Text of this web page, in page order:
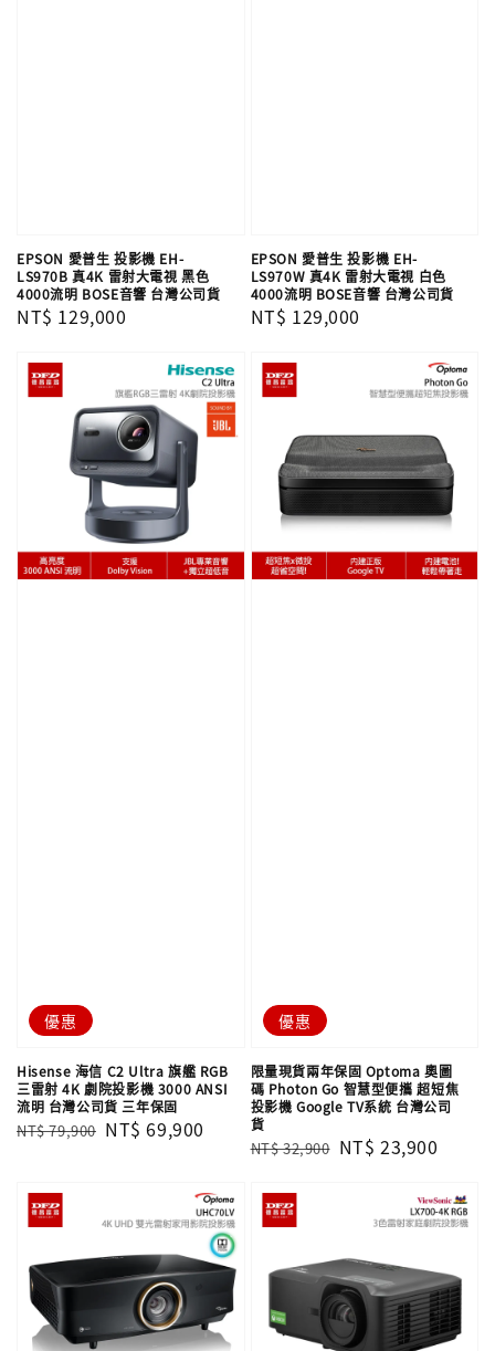
EPSON 愛普生 投影機 EH-
LS970B 真4K 雷射大電視 黑色
4000流明 BOSE音響 台灣公司貨
Regular
NT$ 129,000
EPSON 愛普生 投影機 EH-
LS970W 真4K 雷射大電視 白色
4000流明 BOSE音響 台灣公司貨
Regular
NT$ 129,000
優惠
Hisense 海信 C2 Ultra 旗艦 RGB
三雷射 4K 劇院投影機 3000 ANSI
流明 台灣公司貨 三年保固
Regular
NT$ 79,900 Sale
NT$ 69,900
優惠
限量現貨兩年保固 Optoma 奧圖
碼 Photon Go 智慧型便攜 超短焦
投影機 Google TV系統 台灣公司
貨
Regular
NT$ 32,900 Sale
NT$ 23,900